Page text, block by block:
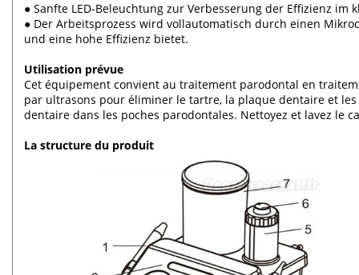
● Sanfte LED-Beleuchtung zur Verbesserung der Effizienz im
● Der Arbeitsprozess wird vollautomatisch durch einen
und eine hohe Effizienz bietet.
Utilisation prévue
Cet équipement convient au traitement parodontal en
par ultrasons pour éliminer le tartre, la plaque dentaire et
dentaire dans les poches parodontales. Nettoyez et lavez le
La structure du produit